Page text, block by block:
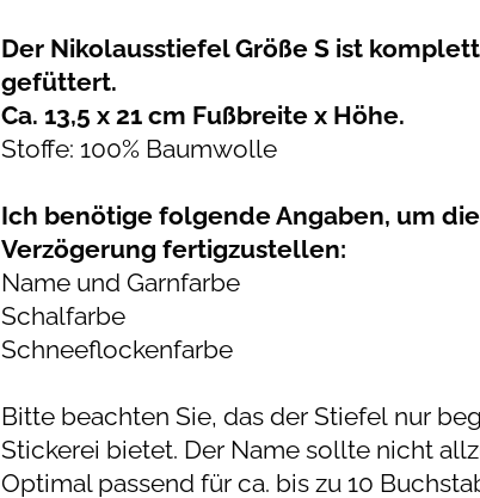
Der Nikolausstiefel Größe S ist
gefüttert.
Ca. 13,5 x 21 cm Fußbreite x Höhe.
Stoffe: 100% Baumwolle
Ich benötige folgende Angaben, um
Verzögerung fertigzustellen:
Name und Garnfarbe
Schalfarbe
Schneeflockenfarbe
Bitte beachten Sie, das der Stiefel nur
Stickerei bietet. Der Name sollte nicht
Optimal passend für ca. bis zu 10